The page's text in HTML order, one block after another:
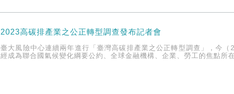
2023高碳排產業之公正轉型調查發布記者會
臺大風險中心連續兩年進行「臺灣高碳排產業之公正轉型調查」，今
經成為聯合國氣候變化綱要公約、全球金融機構、企業、勞工的焦點所在